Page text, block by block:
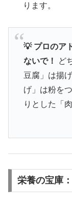
ります。
💡 プロのア
ないで！
ど
豆腐」は揚
げ」は粉を
りとした「
栄養の宝庫